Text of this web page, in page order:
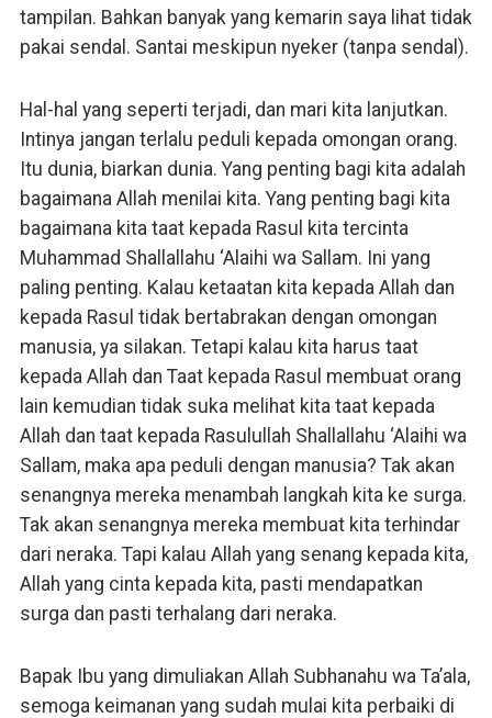
tampilan. Bahkan banyak yang kemarin saya lihat tidak
pakai sendal. Santai meskipun nyeker (tanpa sendal).
Hal-hal yang seperti terjadi, dan mari kita lanjutkan.
Intinya jangan terlalu peduli kepada omongan orang.
Itu dunia, biarkan dunia. Yang penting bagi kita adalah
bagaimana Allah menilai kita. Yang penting bagi kita
bagaimana kita taat kepada Rasul kita tercinta
Muhammad Shallallahu ‘Alaihi wa Sallam. Ini yang
paling penting. Kalau ketaatan kita kepada Allah dan
kepada Rasul tidak bertabrakan dengan omongan
manusia, ya silakan. Tetapi kalau kita harus taat
kepada Allah dan Taat kepada Rasul membuat orang
lain kemudian tidak suka melihat kita taat kepada
Allah dan taat kepada Rasulullah Shallallahu ‘Alaihi wa
Sallam, maka apa peduli dengan manusia? Tak akan
senangnya mereka menambah langkah kita ke surga.
Tak akan senangnya mereka membuat kita terhindar
dari neraka. Tapi kalau Allah yang senang kepada kita,
Allah yang cinta kepada kita, pasti mendapatkan
surga dan pasti terhalang dari neraka.
Bapak Ibu yang dimuliakan Allah Subhanahu wa Ta’ala,
semoga keimanan yang sudah mulai kita perbaiki di